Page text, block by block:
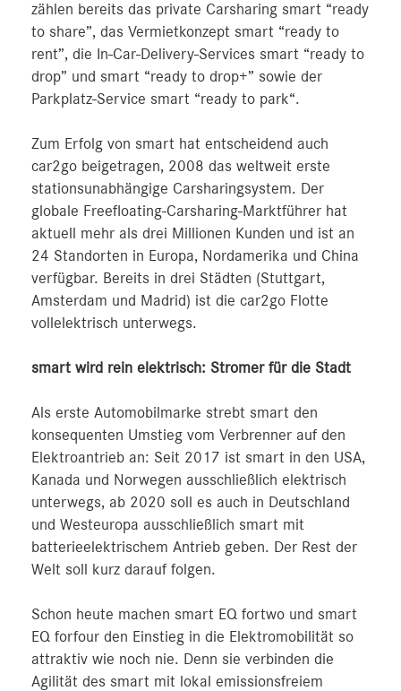
zählen bereits das private Carsharing smart “ready
to share”, das Vermietkonzept smart “ready to
rent”, die In-Car-Delivery-Services smart “ready to
drop” und smart “ready to drop+” sowie der
Parkplatz-Service smart “ready to park“.
Zum Erfolg von smart hat entscheidend auch
car2go beigetragen, 2008 das weltweit erste
stationsunabhängige Carsharingsystem. Der
globale Freefloating-Carsharing-Marktführer hat
aktuell mehr als drei Millionen Kunden und ist an
24 Standorten in Europa, Nordamerika und China
verfügbar. Bereits in drei Städten (Stuttgart,
Amsterdam und Madrid) ist die car2go Flotte
vollelektrisch unterwegs.
smart wird rein elektrisch: Stromer für die Stadt
Als erste Automobilmarke strebt smart den
konsequenten Umstieg vom Verbrenner auf den
Elektroantrieb an: Seit 2017 ist smart in den USA,
Kanada und Norwegen ausschließlich elektrisch
unterwegs, ab 2020 soll es auch in Deutschland
und Westeuropa ausschließlich smart mit
batterieelektrischem Antrieb geben. Der Rest der
Welt soll kurz darauf folgen.
Schon heute machen smart EQ fortwo und smart
EQ forfour den Einstieg in die Elektromobilität so
attraktiv wie noch nie. Denn sie verbinden die
Agilität des smart mit lokal emissionsfreiem